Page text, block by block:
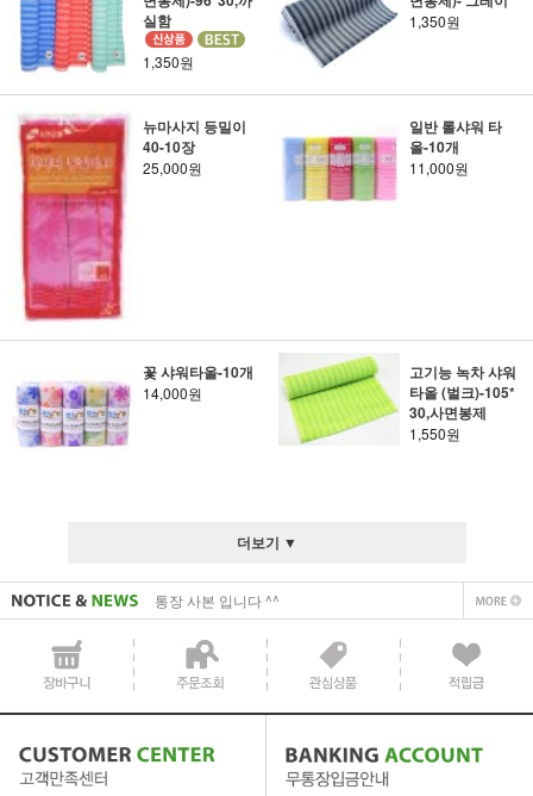
실함
1,350원
1,350원
뉴마사지 등밀이
40-10장
25,000원
일반 롤샤워 타
올-10개
11,000원
꽃 샤워타올-10개
14,000원
고기능 녹차 샤워
타올 (벌크)-105*
30,사면봉제
1,550원
더보기 ▼
통장 사본 입니다 ^^